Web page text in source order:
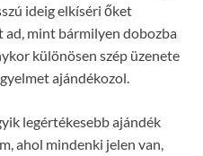
ideig elkíséri őket
ad, mint bármilyen dobozba
különösen szép üzenete
ajándékozol.
legértékesebb ajándék
ahol mindenki jelen van,